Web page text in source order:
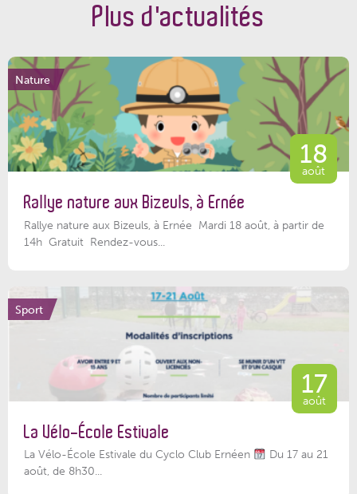
Plus d'actualités
Nature
18
août
Rallye nature aux Bizeuls, à Ernée
Rallye nature aux Bizeuls, à Ernée Mardi 18 août, à partir de
14h Gratuit Rendez-vous...
Sport
17
août
La Vélo-École Estivale
La Vélo-École Estivale du Cyclo Club Ernéen
Du 17 au 21
août, de 8h30...